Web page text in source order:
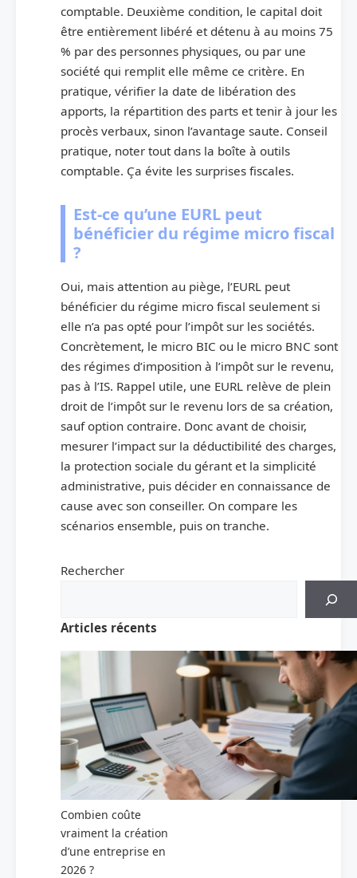
comptable. Deuxième condition, le capital doit
être entièrement libéré et détenu à au moins 75
% par des personnes physiques, ou par une
société qui remplit elle même ce critère. En
pratique, vérifier la date de libération des
apports, la répartition des parts et tenir à jour les
procès verbaux, sinon l’avantage saute. Conseil
pratique, noter tout dans la boîte à outils
comptable. Ça évite les surprises fiscales.
Est-ce qu’une EURL peut
bénéficier du régime micro fiscal
?
Oui, mais attention au piège, l’EURL peut
bénéficier du régime micro fiscal seulement si
elle n’a pas opté pour l’impôt sur les sociétés.
Concrètement, le micro BIC ou le micro BNC sont
des régimes d’imposition à l’impôt sur le revenu,
pas à l’IS. Rappel utile, une EURL relève de plein
droit de l’impôt sur le revenu lors de sa création,
sauf option contraire. Donc avant de choisir,
mesurer l’impact sur la déductibilité des charges,
la protection sociale du gérant et la simplicité
administrative, puis décider en connaissance de
cause avec son conseiller. On compare les
scénarios ensemble, puis on tranche.
Rechercher
Articles récents
Combien coûte
vraiment la création
d’une entreprise en
2026 ?